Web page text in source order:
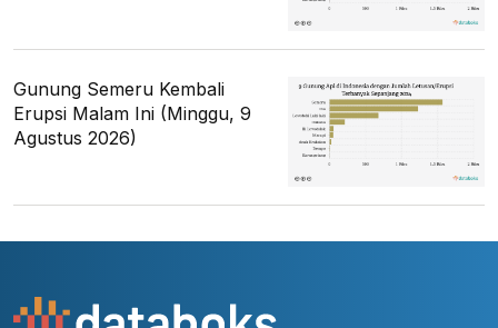
Gunung Semeru Kembali
Erupsi Malam Ini (Minggu, 9
Agustus 2026)